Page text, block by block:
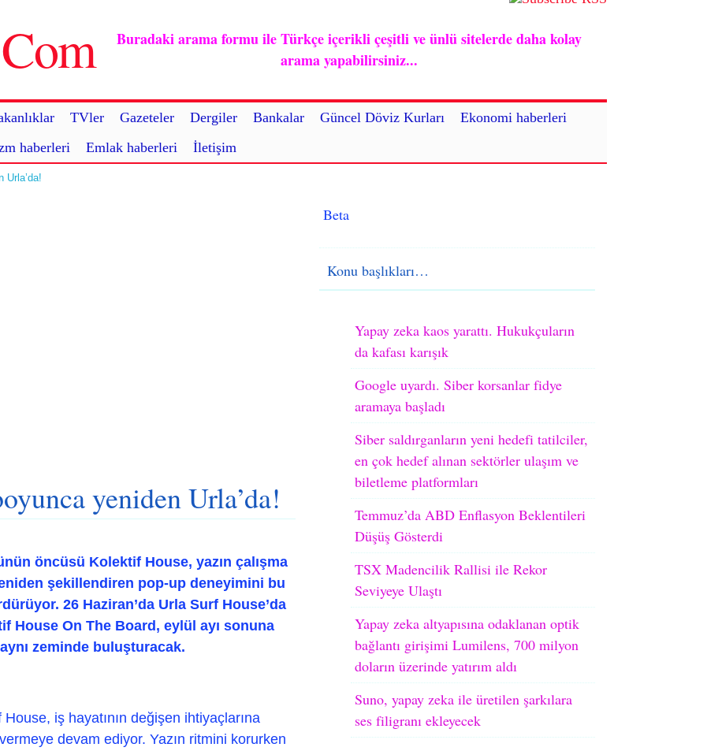
TVler Gazeteler Dergiler Bankalar Güncel Döviz Kurları
Ekonomi haberleri
haberleri Emlak haberleri İletişim
Buradaki arama formu ile Türkçe içerikli çeşitli ve ünlü sitelerde daha kolay
arama yapabilirsiniz...
Urla’da!
yeniden Urla’da!
öncüsü Kolektif House, yazın çalışma
şekillendiren pop-up deneyimini bu
26 Haziran’da Urla Surf House’da
House On The Board, eylül ayı sonuna
zeminde buluşturacak.
House, iş hayatının değişen ihtiyaçlarına
devam ediyor. Yazın ritmini korurken
Beta
Konu başlıkları…
Yapay zeka kaos yarattı. Hukukçuların
da kafası karışık
Google uyardı. Siber korsanlar fidye
aramaya başladı
Siber saldırganların yeni hedefi tatilciler,
en çok hedef alınan sektörler ulaşım ve
biletleme platformları
Temmuz’da ABD Enflasyon Beklentileri
Düşüş Gösterdi
TSX Madencilik Rallisi ile Rekor
Seviyeye Ulaştı
Yapay zeka altyapısına odaklanan optik
bağlantı girişimi Lumilens, 700 milyon
doların üzerinde yatırım aldı
Suno, yapay zeka ile üretilen şarkılara
ses filigranı ekleyecek